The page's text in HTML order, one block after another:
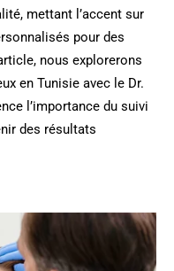
mettant l’accent sur
pour des
nous explorerons
en Tunisie avec le Dr.
l’importance du suivi
des résultats